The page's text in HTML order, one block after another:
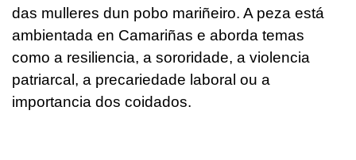
das mulleres dun pobo mariñeiro. A peza está
ambientada en Camariñas e aborda temas
como a resiliencia, a sororidade, a violencia
patriarcal, a precariedade laboral ou a
importancia dos coidados.